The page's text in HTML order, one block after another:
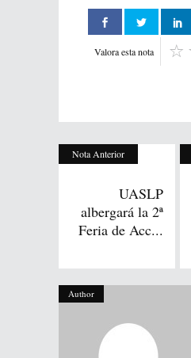
Valora esta nota
Nota Anterior
UASLP
albergará la 2ª
Feria de Acc...
Author